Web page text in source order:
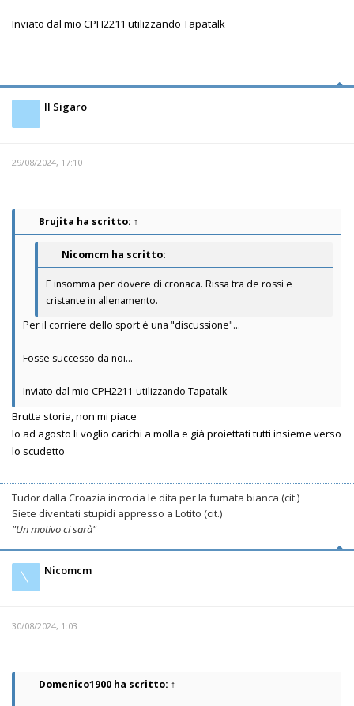
Inviato dal mio CPH2211 utilizzando Tapatalk
Il Il Sigaro
29/08/2024, 17:10
Brujita ha scritto: ↑
Nicomcm ha scritto:
E insomma per dovere di cronaca. Rissa tra de rossi e
cristante in allenamento.
Per il corriere dello sport è una "discussione"...
Fosse successo da noi...
Inviato dal mio CPH2211 utilizzando Tapatalk
Brutta storia, non mi piace
Io ad agosto li voglio carichi a molla e già proiettati tutti insieme verso
lo scudetto
Tudor dalla Croazia incrocia le dita per la fumata bianca (cit.)
Siete diventati stupidi appresso a Lotito (cit.)
"Un motivo ci sarà"
Ni Nicomcm
30/08/2024, 1:03
Domenico1900 ha scritto: ↑